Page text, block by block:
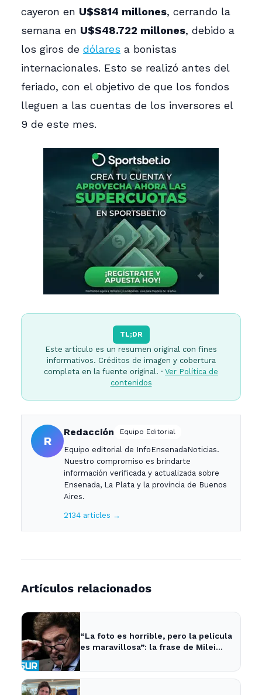
cayeron en U$S814 millones, cerrando la
semana en U$S48.722 millones, debido a
los giros de dólares a bonistas
internacionales. Esto se realizó antes del
feriado, con el objetivo de que los fondos
lleguen a las cuentas de los inversores el
9 de este mes.
TL;DR
Este artículo es un resumen original con fines
informativos. Créditos de imagen y cobertura
completa en la fuente original. · Ver Política de
contenidos
R
Redacción Equipo Editorial
Equipo editorial de InfoEnsenadaNoticias.
Nuestro compromiso es brindarte
información verificada y actualizada sobre
Ensenada, La Plata y la provincia de Buenos
Aires.
2134 articles →
Artículos relacionados
“La foto es horrible, pero la película
es maravillosa”: la frase de Milei
generó impacto - ADNSUR